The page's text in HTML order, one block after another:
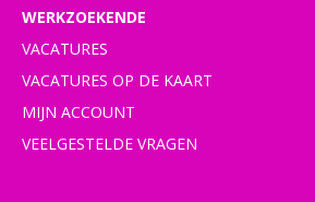
WERKZOEKENDE
VACATURES
VACATURES OP DE KAART
MIJN ACCOUNT
VEELGESTELDE VRAGEN